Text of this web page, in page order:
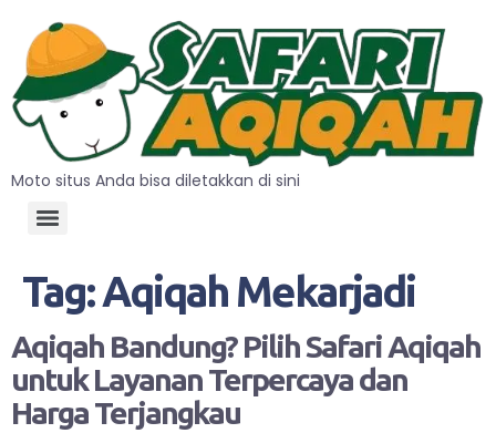
Moto situs Anda bisa diletakkan di sini
Tag:Aqiqah Mekarjadi
Aqiqah Bandung? Pilih Safari Aqiqah
untuk Layanan Terpercaya dan
Harga Terjangkau